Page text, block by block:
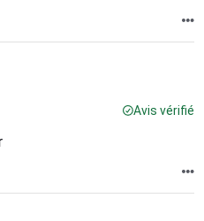
Avis vérifié